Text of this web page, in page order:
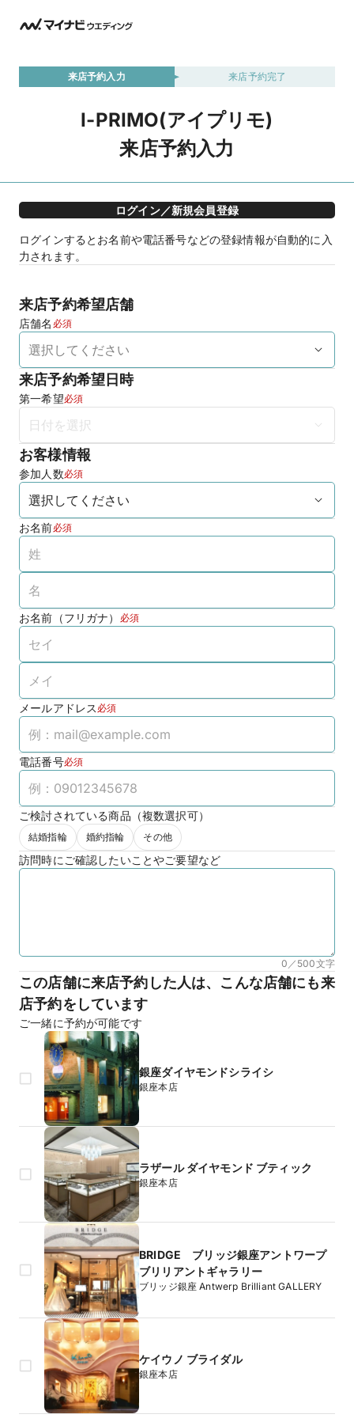
来店予約入力 来店予約完了
I-PRIMO(アイプリモ)
来店予約入力
ログイン／新規会員登録
ログインするとお名前や電話番号などの登録情報が自動的に入
力されます。
来店予約希望店舗
店舗名 必須
来店予約希望日時
第一希望必須
お客様情報
参加人数必須
お名前必須
お名前（フリガナ） 必須
メールアドレス 必須
電話番号必須
ご検討されている商品（複数選択可）
結婚指輪 婚約指輪 その他
訪問時にご確認したいことやご要望など
0／500文字
この店舗に来店予約した人は、こんな店舗にも来
店予約をしています
ご一緒に予約が可能です
銀座ダイヤモンドシライシ
銀座本店
ラザール ダイヤモンド ブティック
銀座本店
BRIDGE ブリッジ銀座アントワープ
ブリリアントギャラリー
ブリッジ銀座 Antwerp Brilliant GALLERY
ケイウノ ブライダル
銀座本店